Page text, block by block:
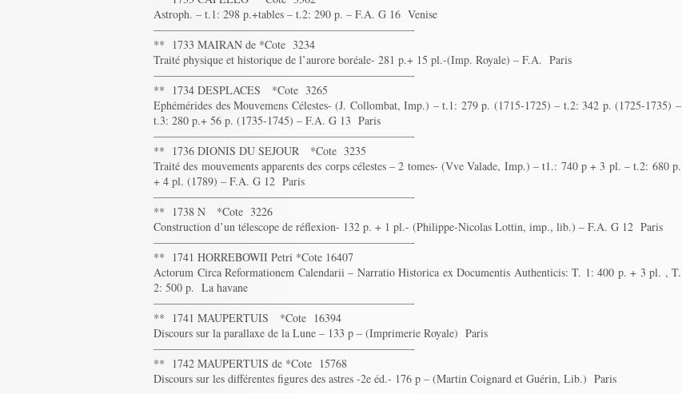
Astroph. – t.1: 298 p.+tables – t.2: 290 p. – F.A. G 16 Venise
———————————————————————-
** 1733 MAIRAN de *Cote 3234
Traité physique et historique de l’aurore boréale- 281 p.+ 15 pl.-(Imp. Royale) – F.A. Paris
———————————————————————-
** 1734 DESPLACES *Cote 3265
Ephémérides des Mouvemens Célestes- (J. Collombat, Imp.) – t.1: 279 p. (1715-1725) – t.2: 342 p. (1725-1735) –
t.3: 280 p.+ 56 p. (1735-1745) – F.A. G 13 Paris
———————————————————————-
** 1736 DIONIS DU SEJOUR *Cote 3235
Traité des mouvements apparents des corps célestes – 2 tomes- (Vve Valade, Imp.) – t1.: 740 p + 3 pl. – t.2: 680 p.
+ 4 pl. (1789) – F.A. G 12 Paris
———————————————————————-
** 1738 N *Cote 3226
Construction d’un télescope de réflexion- 132 p. + 1 pl.- (Philippe-Nicolas Lottin, imp., lib.) – F.A. G 12 Paris
———————————————————————-
** 1741 HORREBOWII Petri *Cote 16407
Actorum Circa Reformationem Calendarii – Narratio Historica ex Documentis Authenticis: T. 1: 400 p. + 3 pl. , T.
2: 500 p. La havane
———————————————————————-
** 1741 MAUPERTUIS *Cote 16394
Discours sur la parallaxe de la Lune – 133 p – (Imprimerie Royale) Paris
———————————————————————-
** 1742 MAUPERTUIS de *Cote 15768
Discours sur les différentes figures des astres -2e éd.- 176 p – (Martin Coignard et Guérin, Lib.) Paris